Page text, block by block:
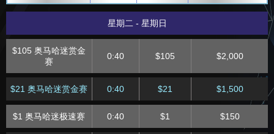
星期二 - 星期日
$105 奥马哈迷赏金
赛
0:40 $105 $2,000
$21 奥马哈迷赏金赛 0:40 $21 $1,500
$1 奥马哈迷极速赛 0:40 $1 $150